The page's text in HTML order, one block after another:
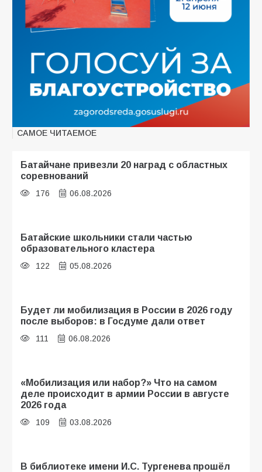
САМОЕ ЧИТАЕМОЕ
Батайчане привезли 20 наград с областных
соревнований
176 06.08.2026
Батайские школьники стали частью
образовательного кластера
122 05.08.2026
Будет ли мобилизация в России в 2026 году
после выборов: в Госдуме дали ответ
111 06.08.2026
«Мобилизация или набор?» Что на самом
деле происходит в армии России в августе
2026 года
109 03.08.2026
В библиотеке имени И.С. Тургенева прошёл